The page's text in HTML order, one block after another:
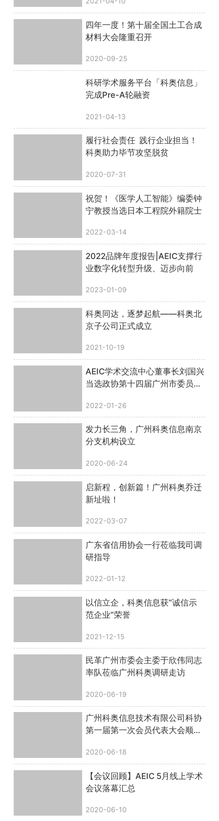
四年一度！第十届全国土工合成
材料大会隆重召开
2020-09-25
科研学术服务平台「科奥信息」
完成Pre-A轮融资
2021-04-13
履行社会责任 践行企业担当！
科奥助力毕节攻坚脱贫
2020-07-31
祝贺！《医学人工智能》编委钟
宁教授当选日本工程院外籍院士
2022-03-14
2022品牌年度报告|AEIC支撑行
业数字化转型升级、迈步向前
2023-01-09
科奥同达，逐梦起航——科奥北
京子公司正式成立
2021-10-19
AEIC学术交流中心董事长刘国兴
当选政协第十四届广州市委员会
2022-01-26
发力长三角，广州科奥信息南京
分支机构设立
2020-06-24
启新程，创新篇！广州科奥乔迁
新址啦！
2022-03-07
广东省信用协会一行莅临我司调
研指导
2022-01-12
以信立企，科奥信息获“诚信示
范企业”荣誉
2021-12-15
民革广州市委会主委于欣伟同志
率队莅临广州科奥调研走访
2020-06-19
广州科奥信息技术有限公司科协
第一届第一次会员代表大会顺利
2020-06-18
【会议回顾】AEIC 5月线上学术
会议落幕汇总
2020-06-10